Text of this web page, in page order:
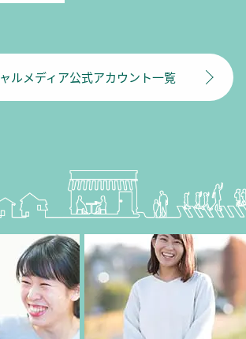
ルメディア公式アカウント一覧